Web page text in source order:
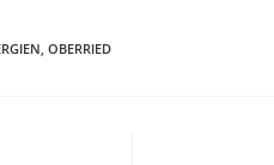
, OBERRIED